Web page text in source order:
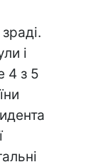
і
4 з 5